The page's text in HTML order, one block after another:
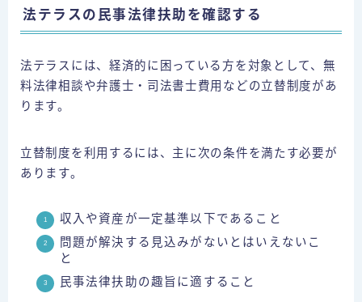
法テラスの民事法律扶助を確認する
法テラスには、経済的に困っている方を対象として、無
料法律相談や弁護士・司法書士費用などの立替制度があ
ります。
立替制度を利用するには、主に次の条件を満たす必要が
あります。
収入や資産が一定基準以下であること
問題が解決する見込みがないとはいえないこ
と
民事法律扶助の趣旨に適すること